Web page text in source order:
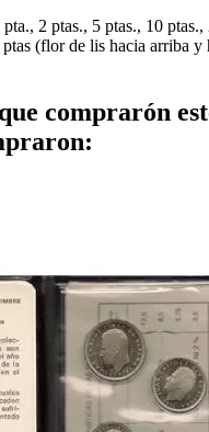
2 ptas., 5 ptas., 10 ptas.,
(flor de lis hacia arriba y
comprarón